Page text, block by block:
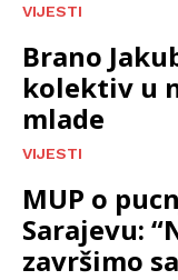
VIJESTI
Brano
kolektiv u
mlade
VIJESTI
MUP o
Sarajevu:
završimo